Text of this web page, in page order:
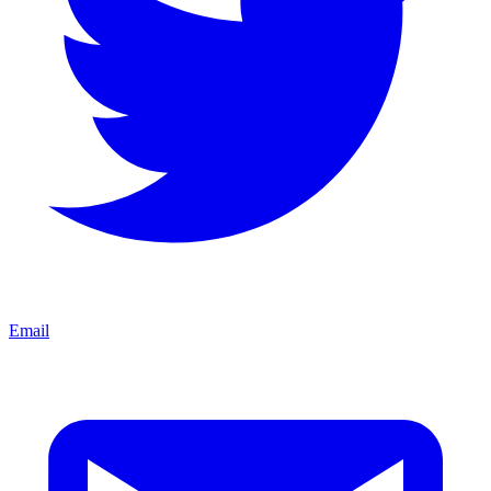
Email